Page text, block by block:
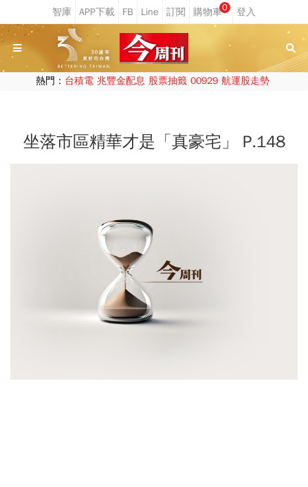
0
熱門： 台積電 兆豐金配息 股票抽籤 00929 航運股走勢
坐落市區精華才是「真豪宅」 P.148